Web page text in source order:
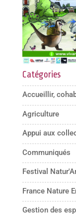
Catégories
Accueillir,
Agriculture
Appui aux
Communiqués
Festival
France Nature
Gestion des